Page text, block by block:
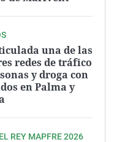
una de las
redes de tráfico
y droga con
en Palma y
REY MAPFRE 2026